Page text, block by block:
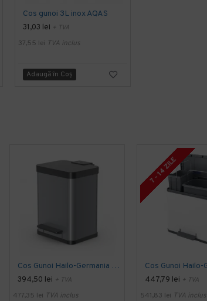
Cos gunoi 3L inox AQAS
31,03 lei + TVA
37,55 lei TVA inclus
Adaugă în Coş
Cos Gunoi Hailo-Germania ProfiLine Solid Oko Uno Plus M 17, 17L
394,50 lei + TVA
477,35 lei TVA inclus
7 - 14 ZILE
447,79 lei + TVA
541,83 lei TVA inclus